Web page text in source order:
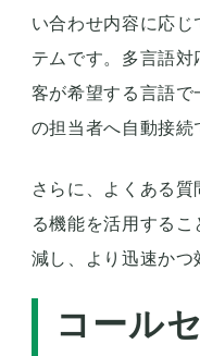
い合わせ内容に応
テムです。多言語
客が希望する言語
の担当者へ自動接続
さらに、よくある
る機能を活用する
減し、より迅速かつ
コール